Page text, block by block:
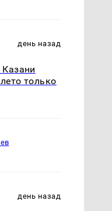
день назад
Казани
только
день назад